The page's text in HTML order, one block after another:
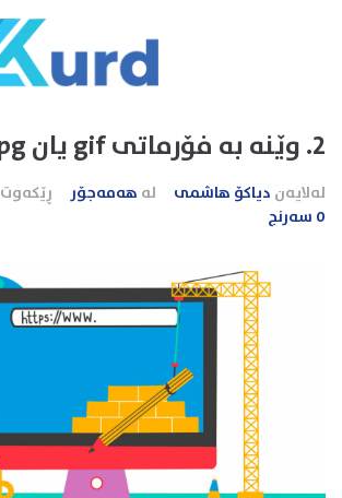
2. وێنه به فۆرماتی gif یان jpg له Word
لەلایەن دیاکۆ هاشمی لە هەمەجۆر ڕێکەوت
0 سەرنج